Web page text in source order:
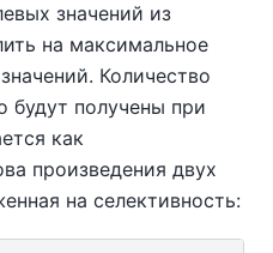
значений из
на максимальное
Количество
будут получены при
как
произведения двух
на селективность: